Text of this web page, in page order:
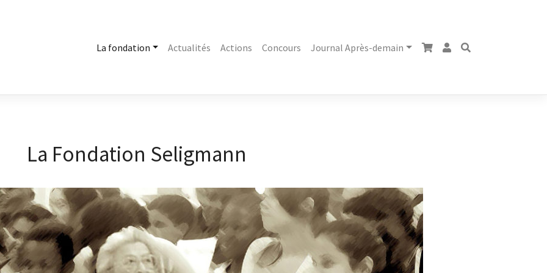
La fondation
Actualités Actions Concours Journal Après-demain
La Fondation Seligmann